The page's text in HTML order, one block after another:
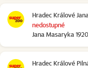
Hradec Králové
Jana Masaryka
nedostupné
Hradec Králové